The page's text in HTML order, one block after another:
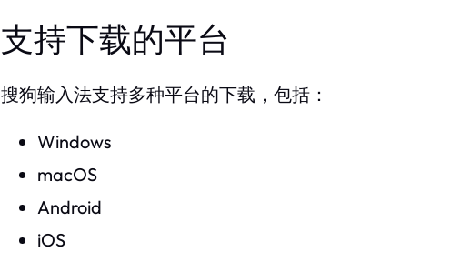
支持下载的平台
搜狗输入法支持多种平台的下载，包括：
Windows
macOS
Android
iOS